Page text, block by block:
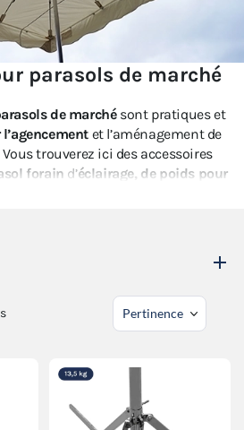
parasols de marché
de marchésont pratiques et
et l’aménagement de
trouverez ici des accessoires
forain d’éclairage, de poids pour
nos
parasol forain
s'incruste
votre structure pour unemeilleure